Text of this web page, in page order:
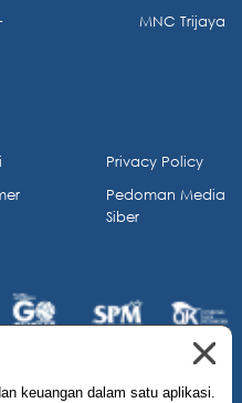
keuangan dalam satu aplikasi.
MNC Trijaya
Privacy Policy
Pedoman Media
Siber
Rights Reserved.